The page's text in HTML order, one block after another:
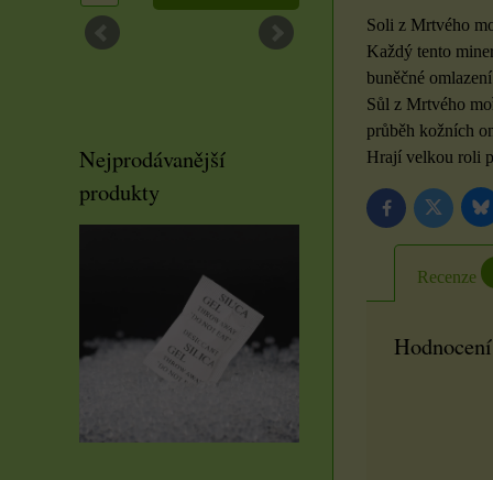
Soli z Mrtvého
Každý tento
buněčné
Sůl z Mrtvého
průběh kožních
Hrají velkou roli
FacebookTwitter
Recenze
Nejprodávanější
produkty